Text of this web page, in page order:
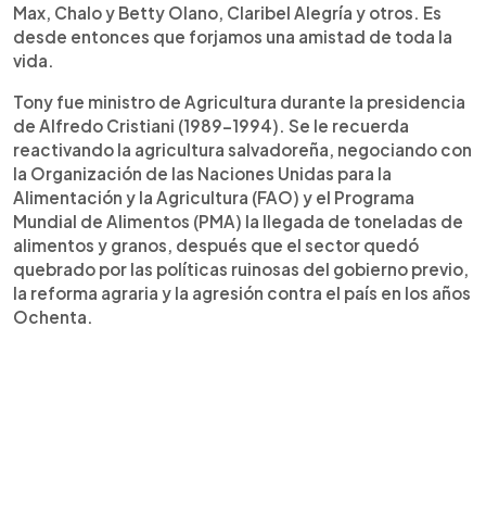
Max, Chalo y Betty Olano, Claribel Alegría y otros. Es
desde entonces que forjamos una amistad de toda la
vida.
Tony fue ministro de Agricultura durante la presidencia
de Alfredo Cristiani (1989-1994). Se le recuerda
reactivando la agricultura salvadoreña, negociando con
la Organización de las Naciones Unidas para la
Alimentación y la Agricultura (FAO) y el Programa
Mundial de Alimentos (PMA) la llegada de toneladas de
alimentos y granos, después que el sector quedó
quebrado por las políticas ruinosas del gobierno previo,
la reforma agraria y la agresión contra el país en los años
Ochenta.